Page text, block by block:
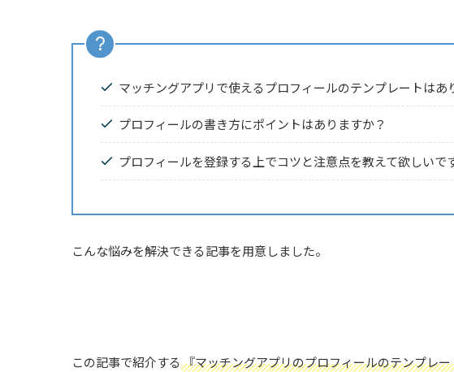
マッチングアプリで使えるプロフィールのテンプレートはあ
プロフィールの書き方にポイントはありますか？
プロフィールを登録する上でコツと注意点を教えて欲しいで
こんな悩みを解決できる記事を用意しました。
この記事で紹介する 『マッチングアプリのプロフィールのテンプレ